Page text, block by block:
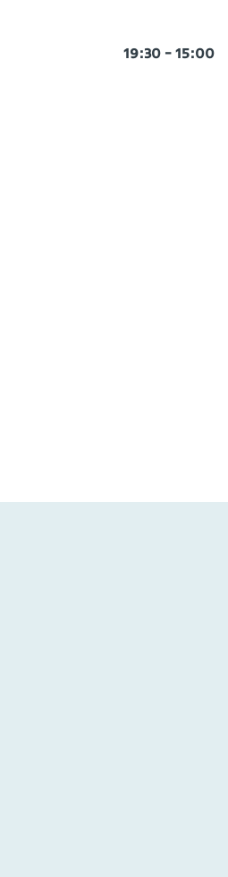
15:00 - 19:30